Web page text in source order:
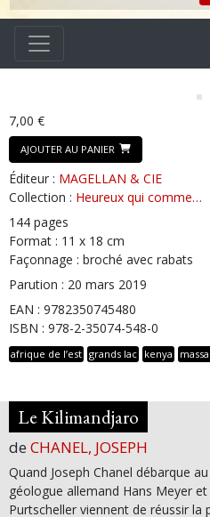
7,00 €
AJOUTER AU PANIER
Éditeur : MAGELLAN & CIE
Collection : Heureux qui comme…
144 pages
Format : 11 x 18 cm
Façonnage : broché avec rabats
Parution : 20 mars 2019
EAN : 9782350745480
ISBN : 978-2-35074-548-0
afrique de l’est grands lac kenya massai
Le Kilimandjaro
de CHANEL, JOSEPH
Quand Joseph Chanel débarque
géologue allemand Hans Meyer
Purtscheller viennent de réussir la